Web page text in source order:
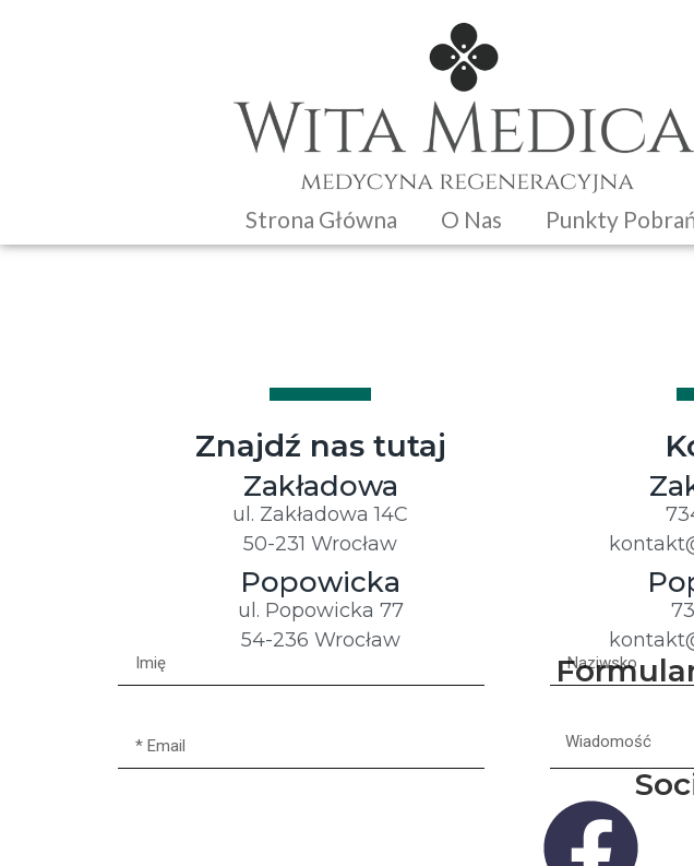
Strona Główna O Nas Punkty
Znajdź nas tutaj
Zakładowa
ul. Zakładowa 14C
50-231 Wrocław
Popowicka
ul. Popowicka 77
54-236 Wrocław